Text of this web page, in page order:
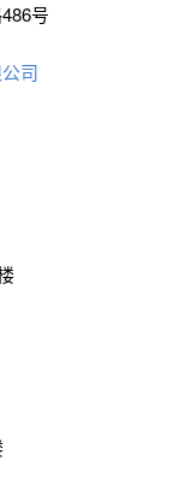
号
司